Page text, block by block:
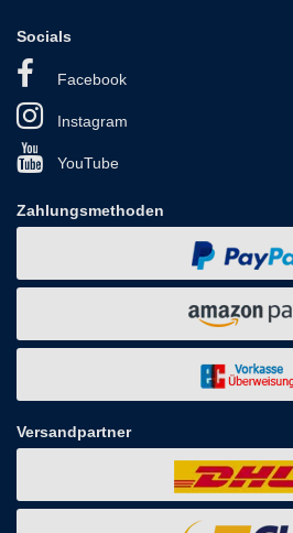
Socials
Facebook
Instagram
YouTube
Zahlungsmethoden
Versandpartner